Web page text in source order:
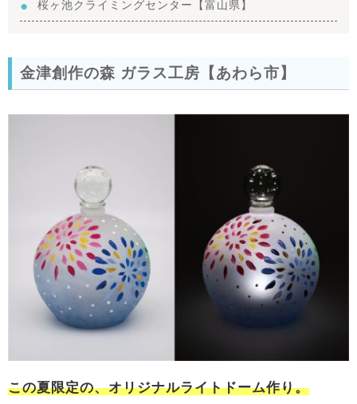
桜ヶ池クライミングセンター【富山県】
金津創作の森 ガラス工房【あわら市】
この夏限定の、オリジナルライトドーム作り。